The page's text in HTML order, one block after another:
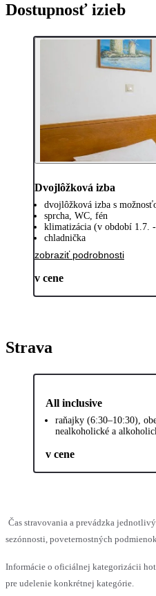
Dostupnosť izieb
Dvojlôžková izba
dvojlôžková izba s
sprcha, WC, fén
klimatizácia (v období 1.7.
chladnička
zobraziť podrobnosti
v cene
Strava
All inclusive
raňajky (6:30–10:30),
nealkoholické a
v cene
Čas stravovania a prevádzka
sezónnosti, poveternostných
Informácie o oficiálnej kategorizácii
pre udelenie konkrétnej kategórie.